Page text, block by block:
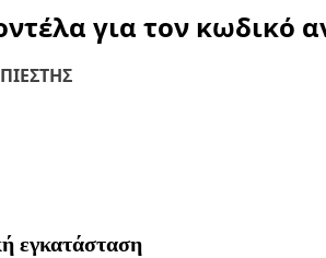
για τον κωδικό
εγκατάσταση